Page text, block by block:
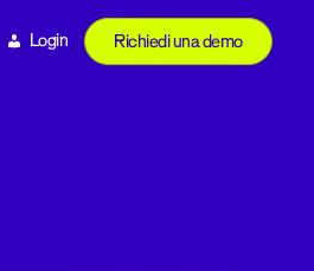
Richiedi una demo
Login